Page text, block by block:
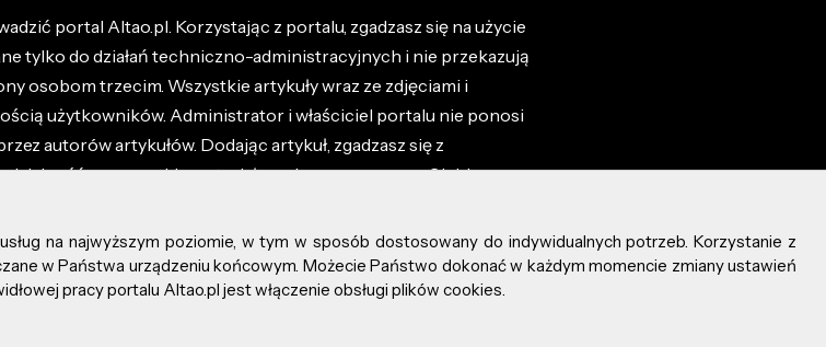
portal Altao.pl. Korzystając z portalu, zgadzasz się na użycie
tylko do działań techniczno-administracyjnych i nie przekazują
osobom trzecim. Wszystkie artykuły wraz ze zdjęciami i
użytkowników. Administrator i właściciel portalu nie ponosi
autorów artykułów. Dodając artykuł, zgadzasz się z
za wszystkie materiały umieszczone przez Ciebie na
na najwyższym poziomie, w tym w sposób dostosowany do indywidualnych potrzeb. Korzystanie z
w Państwa urządzeniu końcowym. Możecie Państwo dokonać w każdym momencie zmiany ustawień
pracy portalu Altao.pl jest włączenie obsługi plików cookies.